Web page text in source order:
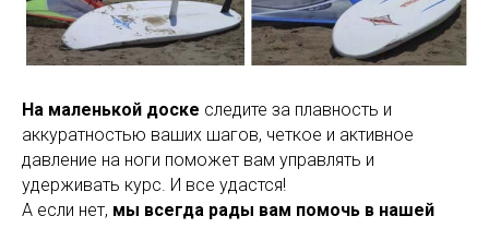
На маленькой доске следите за плавность и
аккуратностью ваших шагов, четкое и активное
давление на ноги поможет вам управлять и
удерживать курс. И все удастся!
А если нет, мы всегда рады вам помочь в нашей